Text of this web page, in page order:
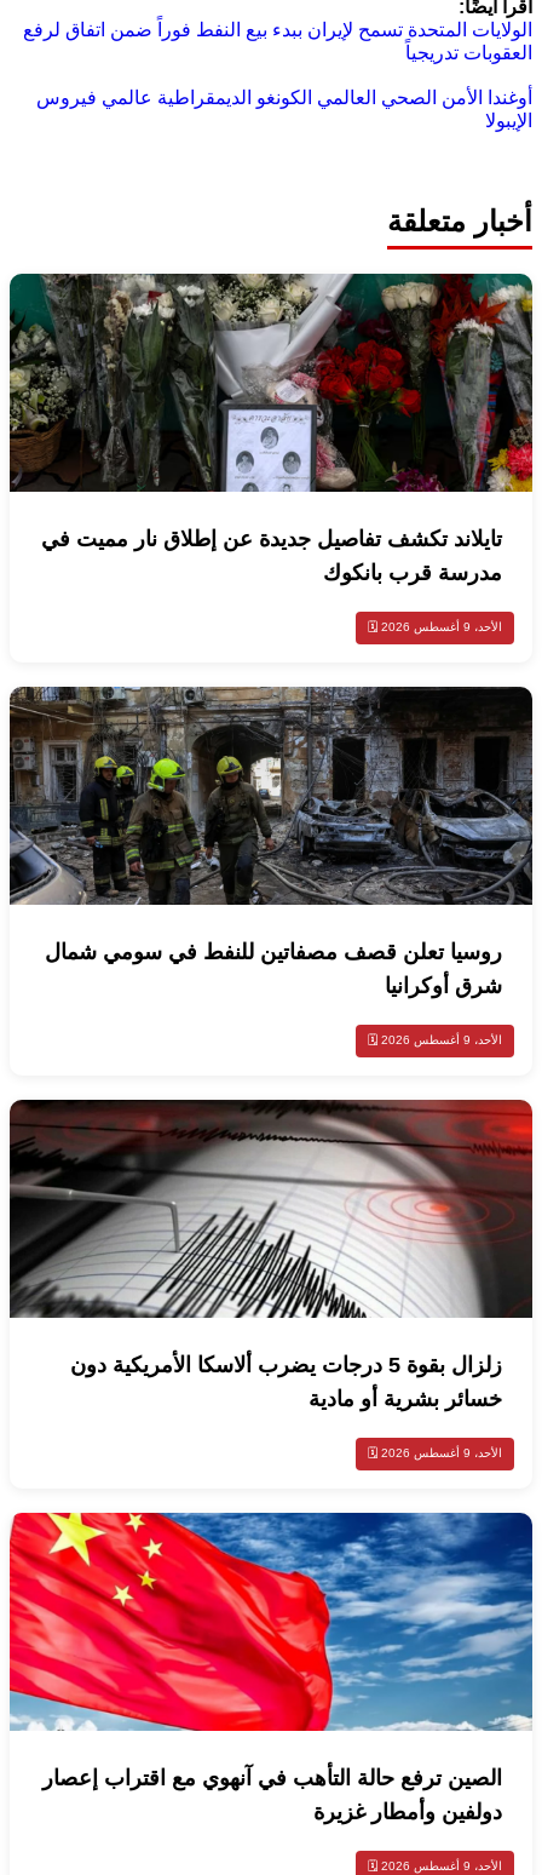
اقرأ أيضًا:
الولايات المتحدة تسمح لإيران ببدء بيع النفط فوراً ضمن اتفاق لرفع
العقوبات تدريجياً
أوغندا الأمن الصحي العالمي الكونغو الديمقراطية عالمي فيروس
الإيبولا
أخبار متعلقة
تايلاند تكشف تفاصيل جديدة عن إطلاق نار مميت في
مدرسة قرب بانكوك
الأحد، 9 أغسطس 2026 🗓️
روسيا تعلن قصف مصفاتين للنفط في سومي شمال
شرق أوكرانيا
الأحد، 9 أغسطس 2026 🗓️
زلزال بقوة 5 درجات يضرب ألاسكا الأمريكية دون
خسائر بشرية أو مادية
الأحد، 9 أغسطس 2026 🗓️
الصين ترفع حالة التأهب في آنهوي مع اقتراب إعصار
دولفين وأمطار غزيرة
الأحد، 9 أغسطس 2026 🗓️